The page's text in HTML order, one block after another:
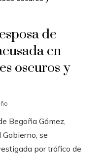
de
en
oscuros y
Begoña Gómez,
se
por tráfico de